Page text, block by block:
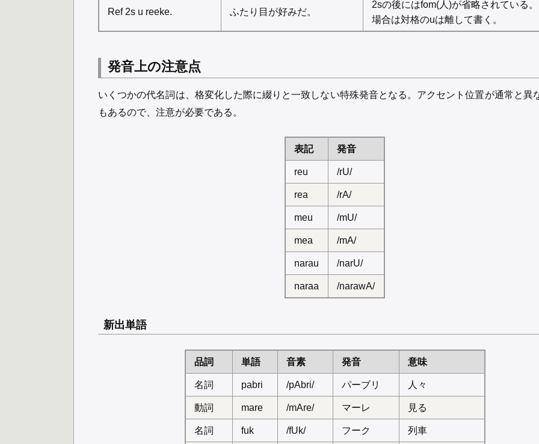
Ref 2s u reeke. ふたり目が好みだ。
2sの後にはfom(人)が省略されている
場合は対格のuは離して書く。
発音上の注意点
いくつかの代名詞は、格変化した際に綴りと一致しない特殊発音となる。アクセント位置が通常と異
もあるので、注意が必要である。
表記 発音
reu /rU/
rea /rA/
meu /mU/
mea /mA/
narau /narU/
naraa /narawA/
新出単語
品詞 単語 音素 発音 意味
名詞 pabri /pAbri/ パーブリ 人々
動詞 mare /mAre/ マーレ 見る
名詞 fuk /fUk/ フーク 列車